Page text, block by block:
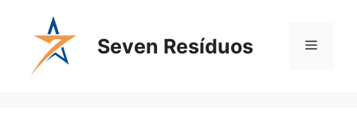
Seven Resíduos